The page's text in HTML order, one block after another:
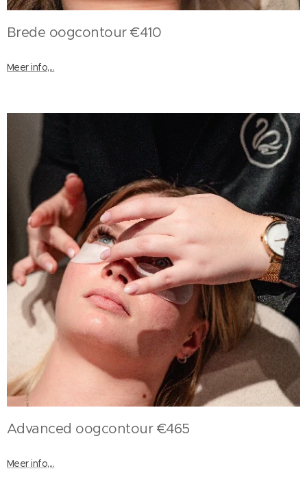
Brede oogcontour €410
Meer info,...
Advanced oogcontour €465
Meer info,...